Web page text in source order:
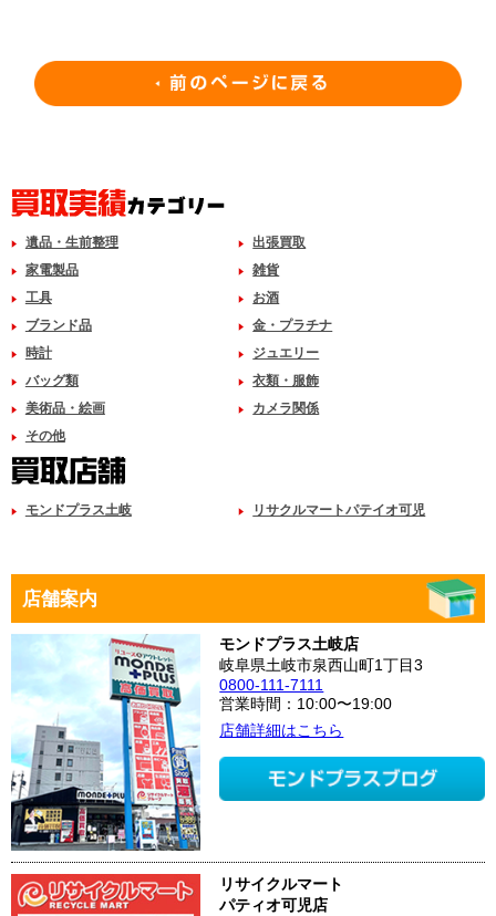
遺品・生前整理
出張買取
家電製品
雑貨
工具
お酒
ブランド品
金・プラチナ
時計
ジュエリー
バッグ類
衣類・服飾
美術品・絵画
カメラ関係
その他
モンドプラス土岐 リサクルマートパテイオ可児
店舗案内
モンドプラス土岐店
岐阜県土岐市泉西山町1丁目3
0800-111-7111
営業時間：10:00〜19:00
店舗詳細はこちら
リサイクルマート
パティオ可児店